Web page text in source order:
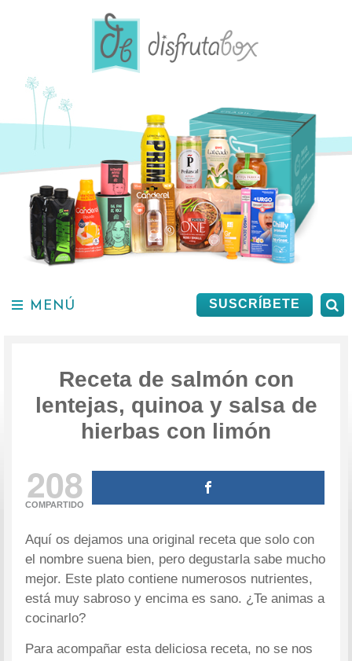
SUSCRÍBETE
MENÚ
Receta de salmón con
lentejas, quinoa y salsa de
hierbas con limón
208
COMPARTIDO
Aquí os dejamos una original receta que solo con
el nombre suena bien, pero degustarla sabe mucho
mejor. Este plato contiene numerosos nutrientes,
está muy sabroso y encima es sano. ¿Te animas a
cocinarlo?
Para acompañar esta deliciosa receta, no se nos